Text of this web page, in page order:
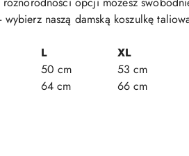
naszą damską koszulkę
L
XL
50 cm
53 cm
64 cm 66 cm